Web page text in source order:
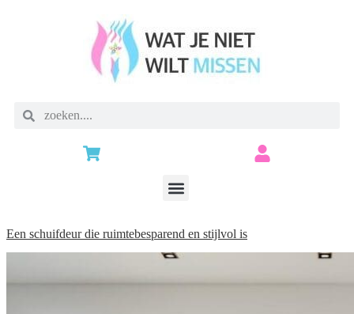
Een schuifdeur die ruimtebesparend en stijlvol is